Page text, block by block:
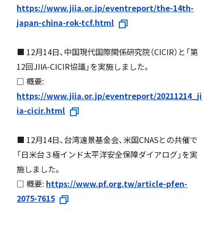
https://www.jiia.or.jp/eventreport/the-14th-
japan-china-rok-tcf.html
■ 12月14日、中国現代国際関係研究院（CICIR）と「第
12回JIIA-CICIR協議」を実施しました。
□ 概要:
https://www.jiia.or.jp/eventreport/20211214_ji
ia-cicir.html
■ 12月14日、台湾遠景基金会、米国CNASとの共催で
「日米台３極インド太平洋安全保障ダイアログ」を実
施しました。
□ 概要: https://www.pf.org.tw/article-pfen-
2075-7615